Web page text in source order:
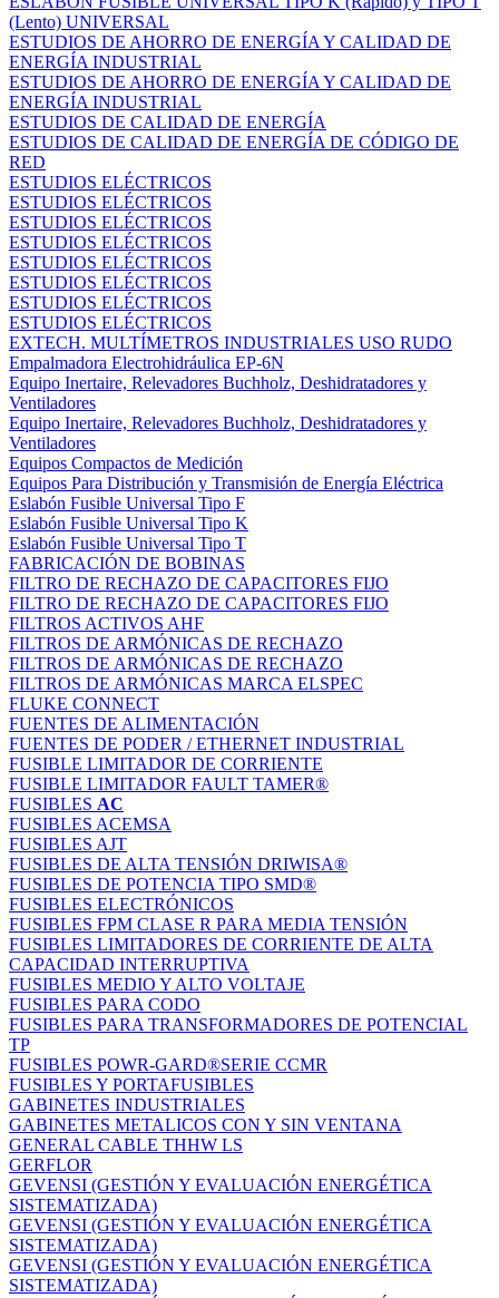
(Lento) UNIVERSAL
ESTUDIOS DE AHORRO DE ENERGÍA Y CALIDAD DE
ENERGÍA INDUSTRIAL
ESTUDIOS DE AHORRO DE ENERGÍA Y CALIDAD DE
ENERGÍA INDUSTRIAL
ESTUDIOS DE CALIDAD DE ENERGÍA
ESTUDIOS DE CALIDAD DE ENERGÍA DE CÓDIGO DE
RED
ESTUDIOS ELÉCTRICOS
ESTUDIOS ELÉCTRICOS
ESTUDIOS ELÉCTRICOS
ESTUDIOS ELÉCTRICOS
ESTUDIOS ELÉCTRICOS
ESTUDIOS ELÉCTRICOS
ESTUDIOS ELÉCTRICOS
ESTUDIOS ELÉCTRICOS
EXTECH. MULTÍMETROS INDUSTRIALES USO RUDO
Empalmadora Electrohidráulica EP-6N
Equipo Inertaire, Relevadores Buchholz, Deshidratadores y
Ventiladores
Equipo Inertaire, Relevadores Buchholz, Deshidratadores y
Ventiladores
Equipos Compactos de Medición
Equipos Para Distribución y Transmisión de Energía Eléctrica
Eslabón Fusible Universal Tipo F
Eslabón Fusible Universal Tipo K
Eslabón Fusible Universal Tipo T
FABRICACIÓN DE BOBINAS
FILTRO DE RECHAZO DE CAPACITORES FIJO
FILTRO DE RECHAZO DE CAPACITORES FIJO
FILTROS ACTIVOS AHF
FILTROS DE ARMÓNICAS DE RECHAZO
FILTROS DE ARMÓNICAS DE RECHAZO
FILTROS DE ARMÓNICAS MARCA ELSPEC
FLUKE CONNECT
FUENTES DE ALIMENTACIÓN
FUENTES DE PODER / ETHERNET INDUSTRIAL
FUSIBLE LIMITADOR DE CORRIENTE
FUSIBLE LIMITADOR FAULT TAMER®
FUSIBLES AC
FUSIBLES ACEMSA
FUSIBLES AJT
FUSIBLES DE ALTA TENSIÓN DRIWISA®
FUSIBLES DE POTENCIA TIPO SMD®
FUSIBLES ELECTRÓNICOS
FUSIBLES FPM CLASE R PARA MEDIA TENSIÓN
FUSIBLES LIMITADORES DE CORRIENTE DE ALTA
CAPACIDAD INTERRUPTIVA
FUSIBLES MEDIO Y ALTO VOLTAJE
FUSIBLES PARA CODO
FUSIBLES PARA TRANSFORMADORES DE POTENCIAL
TP
FUSIBLES POWR-GARD®SERIE CCMR
FUSIBLES Y PORTAFUSIBLES
GABINETES INDUSTRIALES
GABINETES METALICOS CON Y SIN VENTANA
GENERAL CABLE THHW LS
GERFLOR
GEVENSI (GESTIÓN Y EVALUACIÓN ENERGÉTICA
SISTEMATIZADA)
GEVENSI (GESTIÓN Y EVALUACIÓN ENERGÉTICA
SISTEMATIZADA)
GEVENSI (GESTIÓN Y EVALUACIÓN ENERGÉTICA
SISTEMATIZADA)